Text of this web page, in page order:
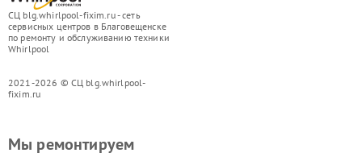
СЦ blg.whirlpool-fixim.ru - сеть
сервисных центров в Благовещенске
по ремонту и обслуживанию техники
Whirlpool
2021-2026 © СЦ blg.whirlpool-
fixim.ru
Мы ремонтируем